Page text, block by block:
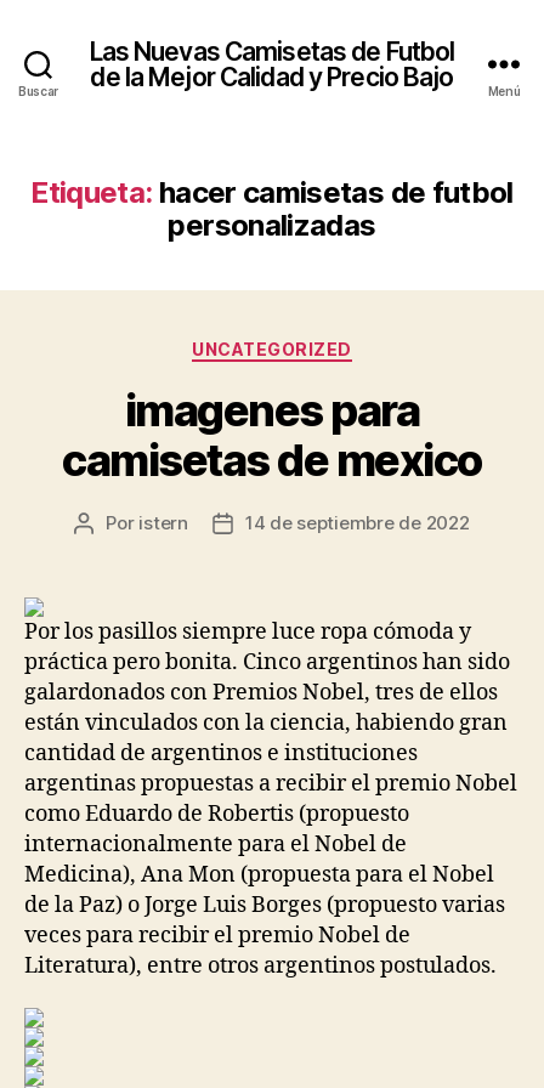
Buscar
Las Nuevas Camisetas de Futbol
de la Mejor Calidad y Precio Bajo
Menú
Etiqueta: hacer camisetas de futbol
personalizadas
Categorías
UNCATEGORIZED
imagenes para
camisetas de mexico
Autor
Por istern
Fecha14 de septiembre de 2022
Por los pasillos siempre luce ropa cómoda y
práctica pero bonita. Cinco argentinos han sido
galardonados con Premios Nobel, tres de ellos
están vinculados con la ciencia, habiendo gran
cantidad de argentinos e instituciones
argentinas propuestas a recibir el premio Nobel
como Eduardo de Robertis (propuesto
internacionalmente para el Nobel de
Medicina), Ana Mon (propuesta para el Nobel
de la Paz) o Jorge Luis Borges (propuesto varias
veces para recibir el premio Nobel de
Literatura), entre otros argentinos postulados.